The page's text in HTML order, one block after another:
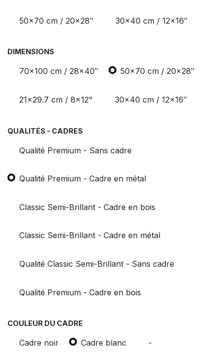
50x70 cm / 20x28″ 30x40 cm / 12x16″
DIMENSIONS
70x100 cm / 28x40″ 50x70 cm / 20x28″
21x29.7 cm / 8x12" 30x40 cm / 12x16″
QUALITÉS - CADRES
Qualité Premium - Sans cadre
Qualité Premium - Cadre en métal
Classic Semi-Brillant - Cadre en bois
Classic Semi-Brillant - Cadre en métal
Qualité Classic Semi-Brillant - Sans cadre
Qualité Premium - Cadre en bois
COULEUR DU CADRE
Cadre noir Cadre blanc -